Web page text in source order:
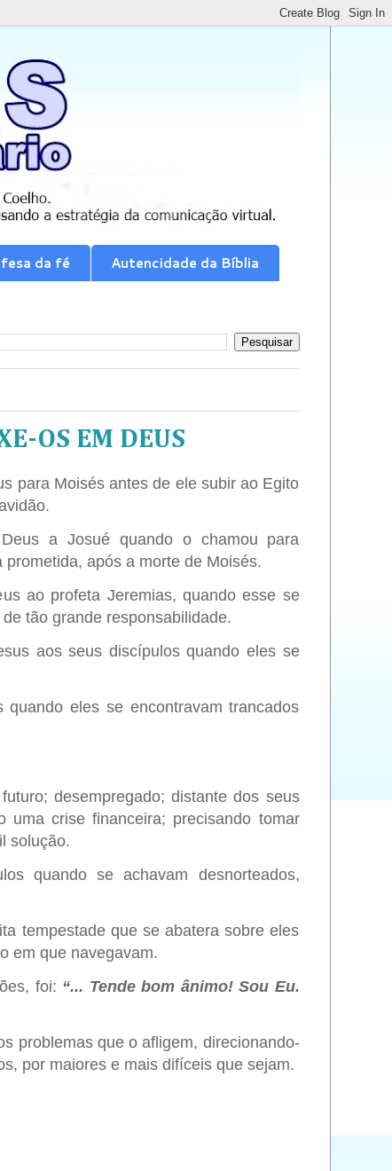
da fé Autencidade da Bíblia
OS EM DEUS
para Moisés antes de ele subir ao Egito
a Josué quando o chamou para
após a morte de Moisés.
ao profeta Jeremias, quando esse se
tão grande responsabilidade.
aos seus discípulos quando eles se
eles se encontravam trancados
desempregado; distante dos seus
uma crise financeira; precisando tomar
solução.
quando se achavam desnorteados,
tempestade que se abatera sobre eles
em que navegavam.
foi: “... Tende bom ânimo! Sou Eu.
problemas que o afligem, direcionando-
por maiores e mais difíceis que sejam.